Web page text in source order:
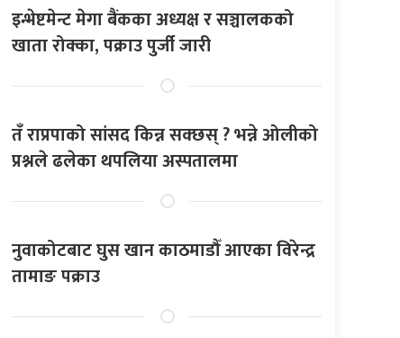
इन्भेष्टमेन्ट मेगा बैंकका अध्यक्ष र सञ्चालकको
खाता रोक्का, पक्राउ पुर्जी जारी
तँ राप्रपाको सांसद किन्न सक्छस् ? भन्ने ओलीको
प्रश्नले ढलेका थपलिया अस्पतालमा
नुवाकोटबाट घुस खान काठमाडौँ आएका विरेन्द्र
तामाङ पक्राउ